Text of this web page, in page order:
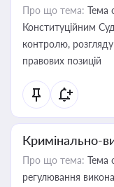
Про що тема: Тема
Конституційним
контролю,
правових позицій
Кримінально-
Про що тема: Тема
регулювання